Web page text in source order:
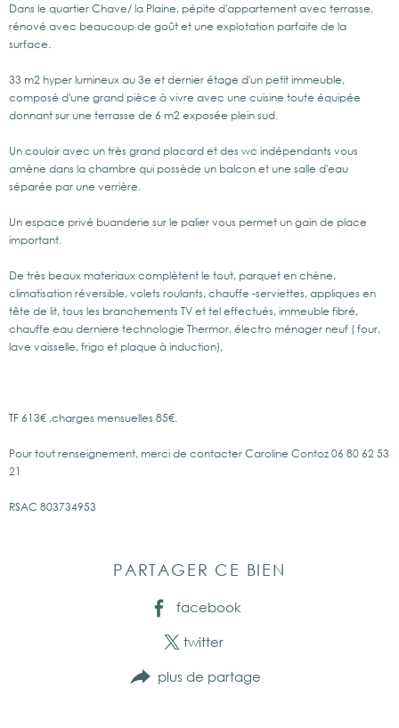
Dans le quartier Chave/ la Plaine, pépite d'appartement avec terrasse,
rénové avec beaucoup de goût et une explotation parfaite de la
surface.
33 m2 hyper lumineux au 3e et dernier étage d'un petit immeuble,
composé d'une grand pièce à vivre avec une cuisine toute équipée
donnant sur une terrasse de 6 m2 exposée plein sud.
Un couloir avec un très grand placard et des wc indépendants vous
amène dans la chambre qui possède un balcon et une salle d'eau
séparée par une verrière.
Un espace privé buanderie sur le palier vous permet un gain de place
important.
De très beaux materiaux complètent le tout, parquet en chène,
climatisation réversible, volets roulants, chauffe -serviettes, appliques en
tête de lit, tous les branchements TV et tel effectués, immeuble fibré,
chauffe eau derniere technologie Thermor, électro ménager neuf ( four,
lave vaisselle, frigo et plaque à induction),
TF 613€ ,charges mensuelles 85€.
Pour tout renseignement, merci de contacter Caroline Contoz 06 80 62 53
21
RSAC 803734953
PARTAGER CE BIEN
facebook
twitter
plus de partage